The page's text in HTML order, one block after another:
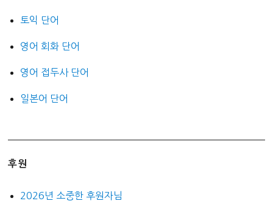
토익 단어
영어 회화 단어
영어 접두사 단어
일본어 단어
후원
2026년 소중한 후원자님